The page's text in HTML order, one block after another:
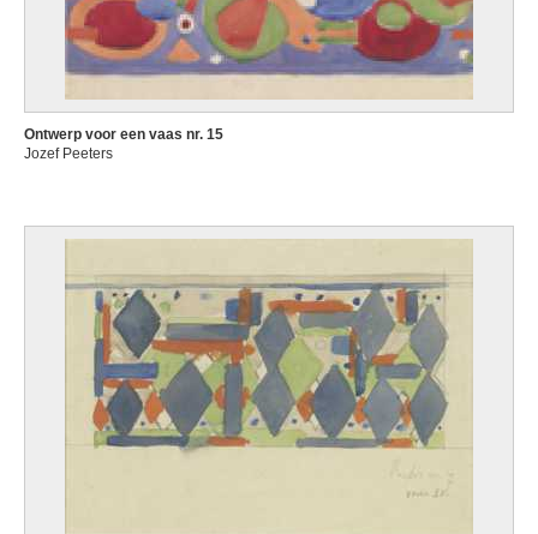
Ontwerp voor een vaas nr. 15
Jozef Peeters